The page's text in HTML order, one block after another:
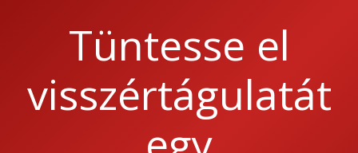
Tüntesse el
visszértágulatát